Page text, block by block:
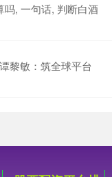
吗, 一句话, 判断白酒
黎敏：筑全球平台